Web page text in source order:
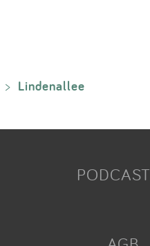
> Lindenallee
PODCAST